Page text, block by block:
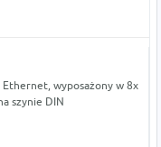
Ethernet, wyposażony w 8x
szynie DIN